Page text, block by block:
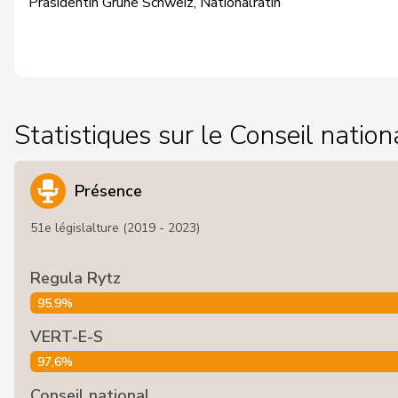
Statistiques sur le Conseil
Présence
51e législalture (2019 - 2023)
Regula Rytz
95,9%
VERT-E-S
97,6%